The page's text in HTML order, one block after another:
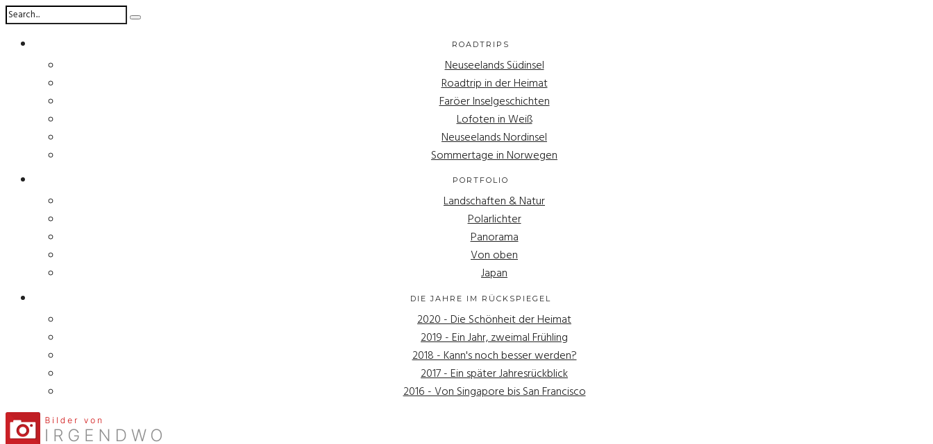
ROADTRIPS
Neuseelands Südinsel
Roadtrip in der Heimat
Faröer Inselgeschichten
Lofoten in Weiß
Neuseelands Nordinsel
Sommertage in Norwegen
PORTFOLIO
Landschaften & Natur
Polarlichter
Panorama
Von oben
Japan
DIE JAHRE IM RÜCKSPIEGEL
2020 - Die Schönheit der Heimat
2019 - Ein Jahr, zweimal Frühling
2018 - Kann's noch besser werden?
2017 - Ein später Jahresrückblick
2016 - Von Singapore bis San Francisco